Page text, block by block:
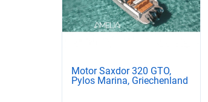
Motor Saxdor 320 GTO,
Pylos Marina, Griechenland